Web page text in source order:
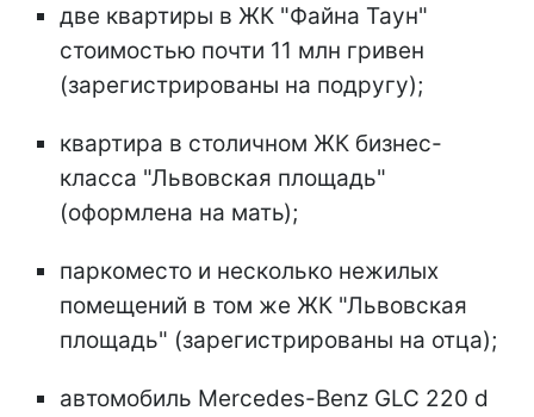
две квартиры в ЖК "Файна Таун"
стоимостью почти 11 млн гривен
(зарегистрированы на подругу);
квартира в столичном ЖК бизнес-
класса "Львовская площадь"
(оформлена на мать);
паркоместо и несколько нежилых
помещений в том же ЖК "Львовская
площадь" (зарегистрированы на отца);
автомобиль Mercedes-Benz GLC 220 d